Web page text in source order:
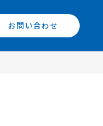
お問い合わせ